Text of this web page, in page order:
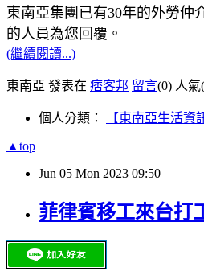
東南亞集團已有30年的外勞仲
的人員為您回覆。
(繼續閱讀...)
東南亞 發表在 痞客邦 留言(0) 人氣(
個人分類： 【東南亞生活資
▲top
Jun 05 Mon 2023 09:50
菲律賓移工來台